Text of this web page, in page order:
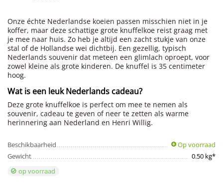
Onze échte Nederlandse koeien passen misschien niet in je
koffer, maar deze schattige grote knuffelkoe reist graag met
je mee naar huis. Zo heb je altijd een zacht stukje van onze
stal of de Hollandse wei dichtbij. Een gezellig, typisch
Nederlands souvenir dat meteen een glimlach oproept, voor
zowel kleine als grote kinderen. De knuffel is 35 centimeter
hoog.
Wat is een leuk Nederlands cadeau?
Deze grote knuffelkoe is perfect om mee te nemen als
souvenir, cadeau te geven of neer te zetten als warme
herinnering aan Nederland en Henri Willig.
Beschikbaarheid
Op voorraad
Gewicht
0.50 kg*
op voorraad